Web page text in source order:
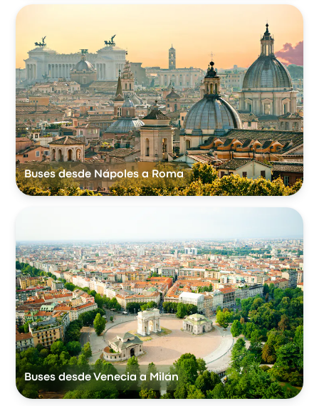
Buses desde Nápoles a Roma
Buses desde Venecia a Milán